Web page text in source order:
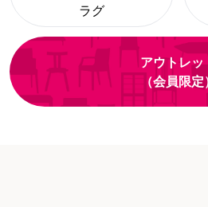
ラグ
アウトレッ
（会員限定